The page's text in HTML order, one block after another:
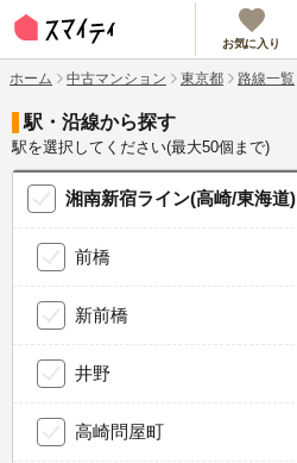
お気に入り
ホーム 中古マンション 東京都 路線一覧
駅・沿線から探す
駅を選択してください(最大50個まで)
湘南新宿ライン(高崎/東海道)
前橋
新前橋
井野
高崎問屋町